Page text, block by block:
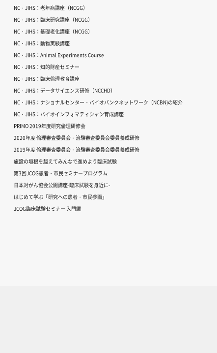
NC・JIHS：老年病講座（NCGG）
NC・JIHS：臨床研究講座（NCGG）
NC・JIHS：基礎老化講座（NCGG）
NC・JIHS：動物実験講座
NC・JIHS：Animal Experiments Course
NC・JIHS：知的財産セミナー
NC・JIHS：臨床倫理教育講座
NC・JIHS：データサイエンス研修（NCCHD）
NC・JIHS：ナショナルセンター・バイオバンクネットワーク（NCBN)の紹介
NC・JIHS：バイオインフォマティシャン育成講座
PRIMO 2019年度研究倫理研修会
2020年度 倫理審査委員会・治験審査委員会委員養成研修
2019年度 倫理審査委員会・治験審査委員会委員養成研修
施設の垣根を越えてみんなで進めよう臨床試験
第3回JCOG患者・市民セミナープログラム
日本対がん協会公開講座-臨床試験を身近に-
はじめて学ぶ「研究への患者・市民参画」
JCOG臨床試験セミナー 入門編